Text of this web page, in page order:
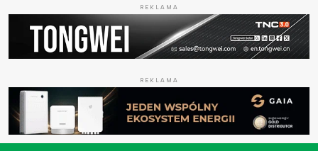
REKLAMA
REKLAMA